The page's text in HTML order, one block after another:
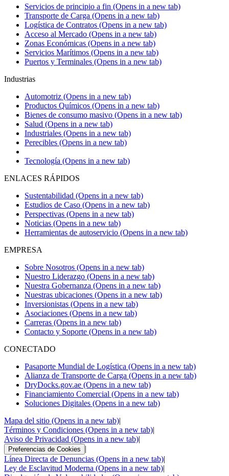
Servicios de principio a fin (Opens in a new tab)
Transporte de Carga (Opens in a new tab)
Logística de Contratos (Opens in a new tab)
Acceso al Mercado (Opens in a new tab)
Zonas Económicas (Opens in a new tab)
Servicios Marítimos (Opens in a new tab)
Puertos y Terminales (Opens in a new tab)
Industrias
Automotriz (Opens in a new tab)
Productos Químicos (Opens in a new tab)
Bienes de consumo masivo (Opens in a new tab)
Salud (Opens in a new tab)
Industriales (Opens in a new tab)
Perecibles (Opens in a new tab)
Tecnología (Opens in a new tab)
ENLACES RÁPIDOS
Sustentabilidad (Opens in a new tab)
Estudios de Caso (Opens in a new tab)
Perspectivas (Opens in a new tab)
Noticias (Opens in a new tab)
Herramientas de autoservicio (Opens in a new tab)
EMPRESA
Sobre Nosotros (Opens in a new tab)
Nuestro Liderazgo (Opens in a new tab)
Nuestra Gobernanza (Opens in a new tab)
Nuestras ubicaciones (Opens in a new tab)
Inversionistas (Opens in a new tab)
Asociaciones (Opens in a new tab)
Carreras (Opens in a new tab)
Contacto y Soporte (Opens in a new tab)
CONECTADO
Pasaporte Mundial de Logística (Opens in a new tab)
Alianza de Transporte de Carga (Opens in a new tab)
DryDocks.gov.ae (Opens in a new tab)
Financiamiento Comercial (Opens in a new tab)
Soluciones Digitales (Opens in a new tab)
Mapa del sitio (Opens in a new tab)|
Términos y Condiciones (Opens in a new tab)|
Aviso de Privacidad (Opens in a new tab)|
Preferencias de Cookies
|
Línea Directa de Denuncias (Opens in a new tab)|
Ley de Esclavitud Moderna (Opens in a new tab)|